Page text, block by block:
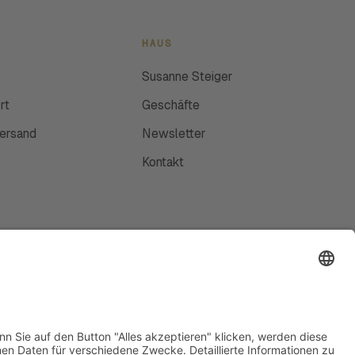
HAUS
Susanne Steiger
Geschäfte
Newsletter
Kontakt